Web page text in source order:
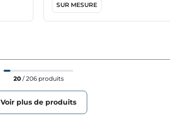
SUR MESURE
20/ 206 produits
Voir plus de produits